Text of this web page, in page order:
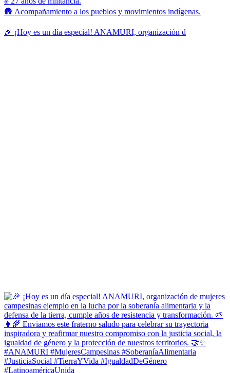
🛖 Acompañamiento a los pueblos y movimientos indígenas.
🎉 ¡Hoy es un día especial! ANAMURI, organización d